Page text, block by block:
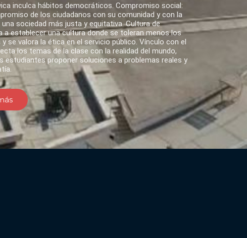
inculca hábitos democráticos. Compromiso social:
de los ciudadanos con su comunidad y con la
sociedad más justa y equitativa. Cultura de
a establecer una cultura donde se toleran menos los
se valora la ética en el servicio público. Vínculo con el
los temas de la clase con la realidad del mundo,
estudiantes proponer soluciones a problemas reales y